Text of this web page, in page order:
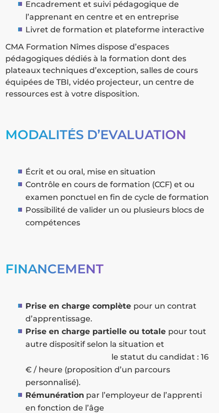
Encadrement et suivi pédagogique de
l’apprenant en centre et en entreprise
Livret de formation et plateforme interactive
CMA Formation Nîmes dispose d’espaces
pédagogiques dédiés à la formation dont des
plateaux techniques d’exception, salles de cours
équipées de TBI, vidéo projecteur, un centre de
ressources est à votre disposition.
MODALITÉS D’EVALUATION
Écrit et ou oral, mise en situation
Contrôle en cours de formation (CCF) et ou
examen ponctuel en fin de cycle de formation
Possibilité de valider un ou plusieurs blocs de
compétences
FINANCEMENT
Prise en charge complète pour un contrat
d’apprentissage.
Prise en charge partielle ou totale pour tout
autre dispositif selon la situation et
le statut du candidat : 16
€ / heure (proposition d’un parcours
personnalisé).
Rémunération par l’employeur de l’apprenti
en fonction de l’âge